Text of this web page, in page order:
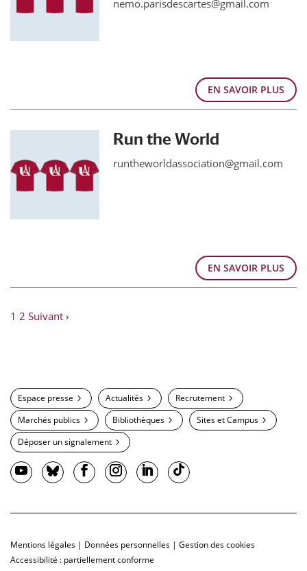
nemo.parisdescartes@gmail.com
EN SAVOIR PLUS
Run the World
runtheworldassociation@gmail.com
EN SAVOIR PLUS
1 2 Suivant ›
Espace presse Actualités
Recrutement
Marchés publics
Bibliothèques
Sites et Campus
Déposer un signalement
Mentions légales | Données personnelles | Gestion des cookies
Accessibilité : partiellement conforme